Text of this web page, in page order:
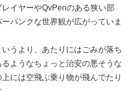
イヤーやQvPenのある狭い部
パンクな世界観が広がっていま
うより、あたりにはごみが落ち
ようなちょっと治安の悪そうな
には空飛ぶ乗り物が飛んでたり